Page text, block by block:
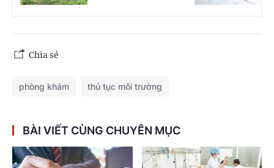
Chia sẻ
phòng khám thủ tục môi trường
BÀI VIẾT CÙNG CHUYÊN MỤC